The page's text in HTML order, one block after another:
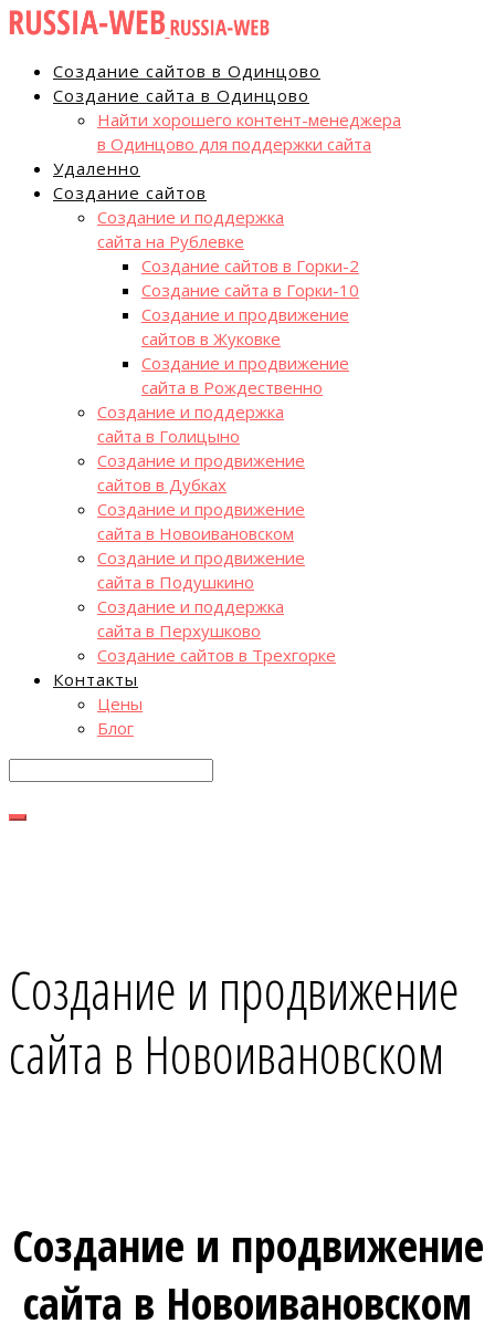
Создание сайтов в Одинцово
Создание сайта в Одинцово
Найти хорошего контент-менеджера
в Одинцово для поддержки сайта
Удаленно
Создание сайтов
Создание и поддержка
сайта на Рублевке
Создание сайтов в Горки-2
Создание сайта в Горки-10
Создание и продвижение
сайтов в Жуковке
Создание и продвижение
сайта в Рождественно
Создание и поддержка
сайта в Голицыно
Создание и продвижение
сайтов в Дубках
Создание и продвижение
сайта в Новоивановском
Создание и продвижение
сайта в Подушкино
Создание и поддержка
сайта в Перхушково
Создание сайтов в Трехгорке
Контакты
Цены
Блог
Создание и продвижение
сайта в Новоивановском
Создание и продвижение
сайта в Новоивановском